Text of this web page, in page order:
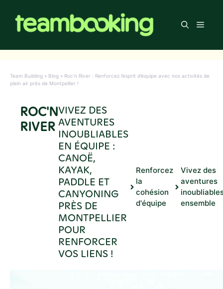
contenu
Menu
Team Building » Blog » Roc’n River : Renforcez l’esprit d’équipe avec nos activités de
plein air près de Montpellier !
ROC'N
RIVER
VIVEZ DES
AVENTURES
INOUBLIABLES
EN ÉQUIPE :
CANOË,
KAYAK,
PADDLE ET
CANYONING
PRÈS DE
MONTPELLIER
POUR
RENFORCER
VOS LIENS !
Renforcez
la
cohésion
d'équipe
Vivez des
aventures
ensemble